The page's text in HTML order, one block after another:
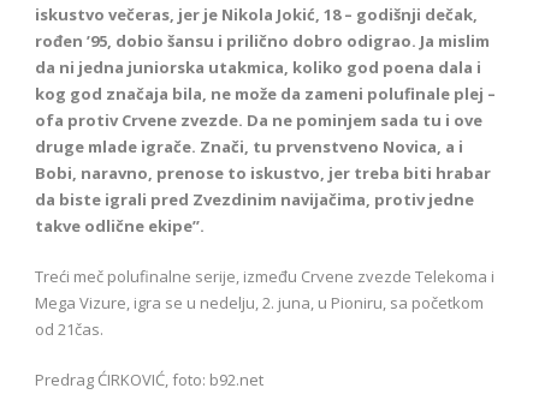
iskustvo večeras, jer je Nikola Jokić, 18 – godišnji dečak,
rođen ’95, dobio šansu i prilično dobro odigrao. Ja mislim
da ni jedna juniorska utakmica, koliko god poena dala i
kog god značaja bila, ne može da zameni polufinale plej –
ofa protiv Crvene zvezde. Da ne pominjem sada tu i ove
druge mlade igrače. Znači, tu prvenstveno Novica, a i
Bobi, naravno, prenose to iskustvo, jer treba biti hrabar
da biste igrali pred Zvezdinim navijačima, protiv jedne
takve odlične ekipe’’.
Treći meč polufinalne serije, između Crvene zvezde Telekoma i
Mega Vizure, igra se u nedelju, 2. juna, u Pioniru, sa početkom
od 21čas.
Predrag ĆIRKOVIĆ, foto: b92.net